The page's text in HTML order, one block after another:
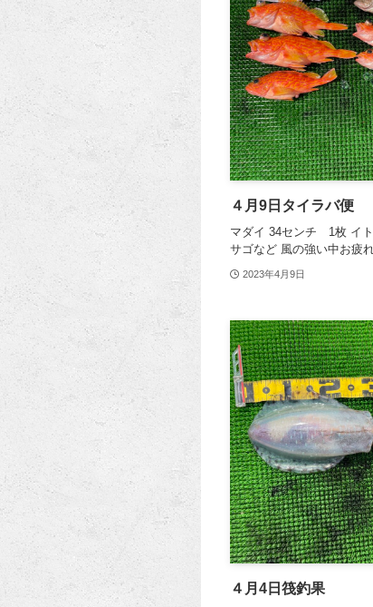
４月9日タイラバ便
マダイ 34センチ 1枚 イ
サゴなど 風の強い中お疲
2023年4月9日
４月4日筏釣果